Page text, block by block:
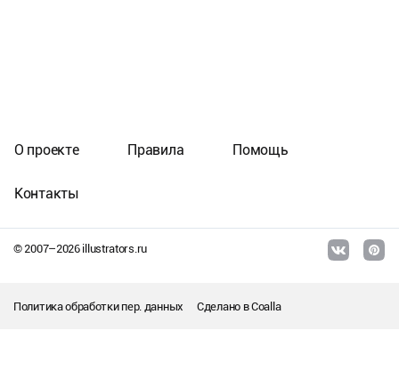
© 2007–2026illustrators.ru
О проекте Правила Помощь
Контакты
Политика обработки пер. данных Сделано вCoalla